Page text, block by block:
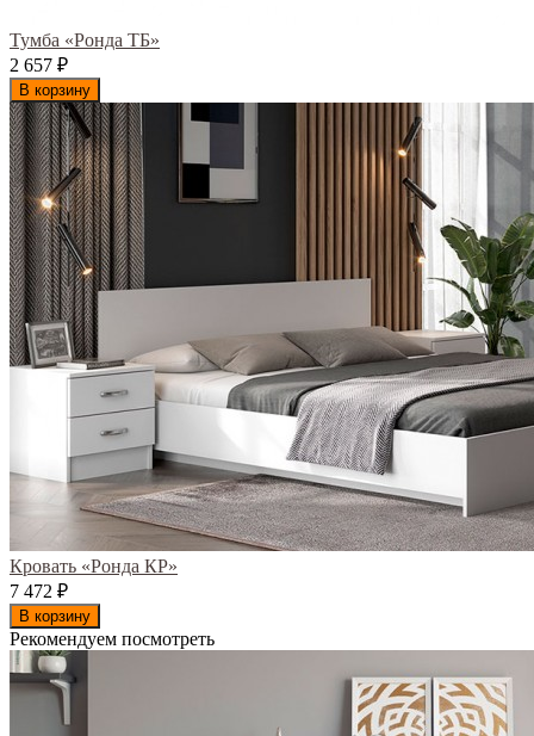
Тумба «Ронда ТБ»
2 657 ₽
В корзину
Кровать «Ронда КР»
7 472 ₽
В корзину
Рекомендуем посмотреть